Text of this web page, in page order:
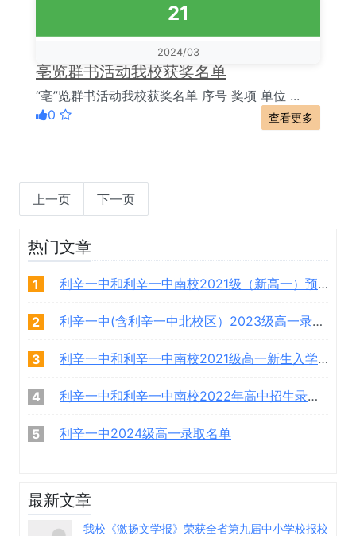
21
2024/03
亳览群书活动我校获奖名单
“亳”览群书活动我校获奖名单 序号 奖项 单位 ...
0
查看更多
上一页 下一页
热门文章
1 利辛一中和利辛一中南校2021级（新高一）预录取学生名单
2 利辛一中(含利辛一中北校区）2023级高一录取学生名单
3 利辛一中和利辛一中南校2021级高一新生入学须知
4 利辛一中和利辛一中南校2022年高中招生录取名单
5 利辛一中2024级高一录取名单
最新文章
我校《激扬文学报》荣获全省第九届中小学校报校